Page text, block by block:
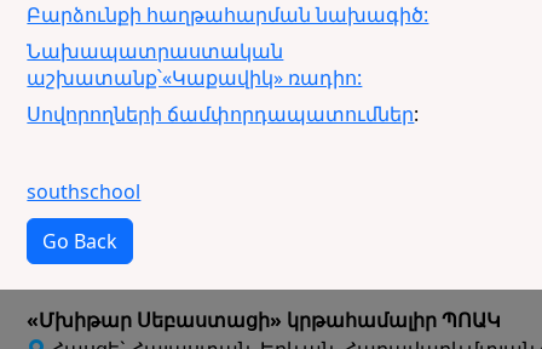
Բարձունքի հաղթահարման նախագիծ:
Նախապատրաստական
աշխատանք՝«Կաքավիկ» ռադիո:
Սովորողների ճամփորդապատումներ:
southschool
Go Back
«Մխիթար Սեբաստացի» կրթահամալիր ՊՈԱԿ